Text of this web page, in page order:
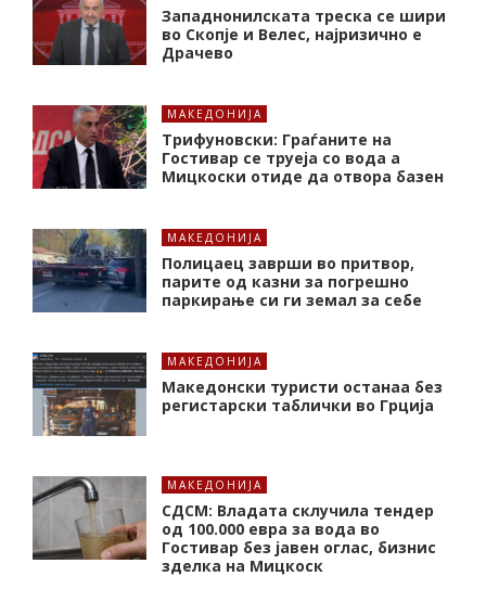
Западнонилската треска се шири
во Скопје и Велес, најризично е
Драчево
МАКЕДОНИЈА
Трифуновски: Граѓаните на
Гостивар се труеја со вода а
Мицкоски отиде да отвора базен
МАКЕДОНИЈА
Полицаец заврши во притвор,
парите од казни за погрешно
паркирање си ги земал за себе
МАКЕДОНИЈА
Македонски туристи останаа без
регистарски таблички во Грција
МАКЕДОНИЈА
СДСМ: Владата склучила тендер
од 100.000 евра за вода во
Гостивар без јавен оглас, бизнис
зделка на Мицкоск